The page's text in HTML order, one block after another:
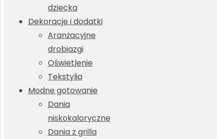
dziecka
Dekoracje i dodatki
Aranżacyjne
drobiazgi
Oświetlenie
Tekstylia
Modne gotowanie
Dania
niskokaloryczne
Dania z grilla